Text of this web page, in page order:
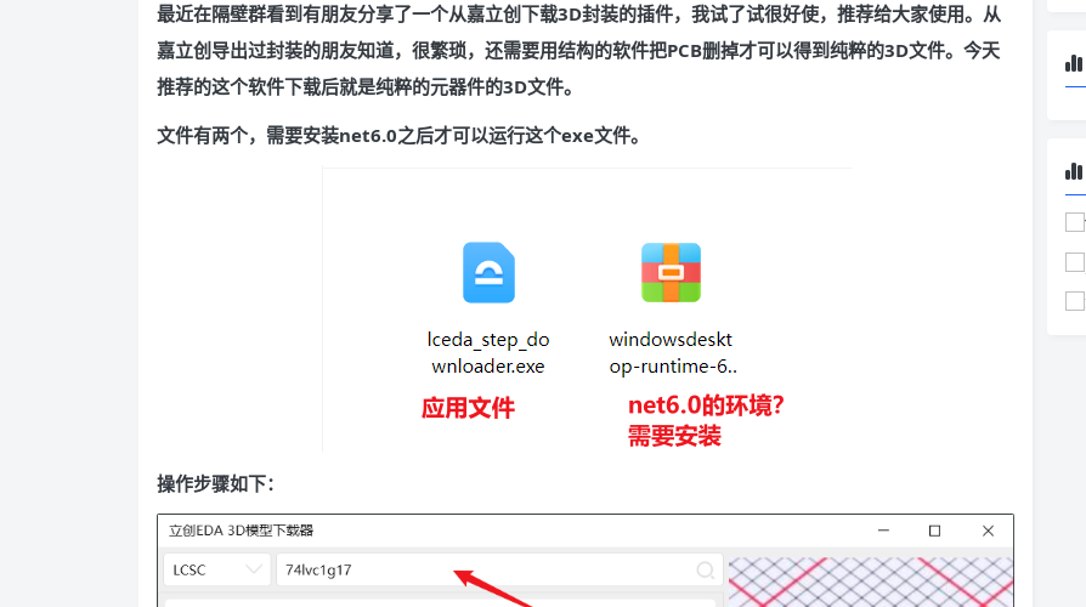
最近在隔壁群看到有朋友分享了一个从嘉立创下载3D封装的插件，我试了试很好使，推荐给大家使用。从
嘉立创导出过封装的朋友知道，很繁琐，还需要用结构的软件把PCB删掉才可以得到纯粹的3D文件。今天
推荐的这个软件下载后就是纯粹的元器件的3D文件。
文件有两个，需要安装net6.0之后才可以运行这个exe文件。
操作步骤如下：